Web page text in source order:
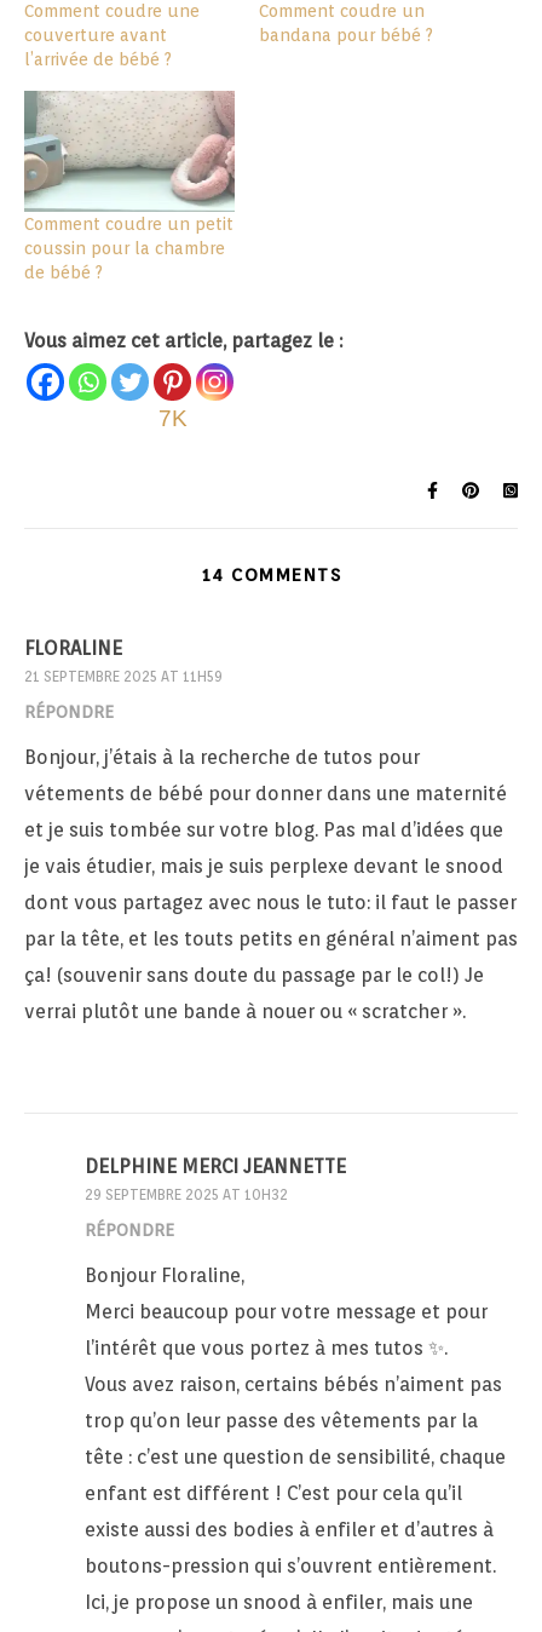
Comment coudre une
couverture avant
l’arrivée de bébé ?
Comment coudre un
bandana pour bébé ?
Comment coudre un petit
coussin pour la chambre
de bébé ?
Vous aimez cet article, partagez le :
7K
14 COMMENTS
FLORALINE
21 SEPTEMBRE 2025 AT 11H59
RÉPONDRE
Bonjour, j’étais à la recherche de tutos pour
vétements de bébé pour donner dans une maternité
et je suis tombée sur votre blog. Pas mal d’idées que
je vais étudier, mais je suis perplexe devant le snood
dont vous partagez avec nous le tuto: il faut le passer
par la tête, et les touts petits en général n’aiment pas
ça! (souvenir sans doute du passage par le col!) Je
verrai plutôt une bande à nouer ou « scratcher ».
DELPHINE MERCI JEANNETTE
29 SEPTEMBRE 2025 AT 10H32
RÉPONDRE
Bonjour Floraline,
Merci beaucoup pour votre message et pour
l’intérêt que vous portez à mes tutos ✨.
Vous avez raison, certains bébés n’aiment pas
trop qu’on leur passe des vêtements par la
tête : c’est une question de sensibilité, chaque
enfant est différent ! C’est pour cela qu’il
existe aussi des bodies à enfiler et d’autres à
boutons-pression qui s’ouvrent entièrement.
Ici, je propose un snood à enfiler, mais une